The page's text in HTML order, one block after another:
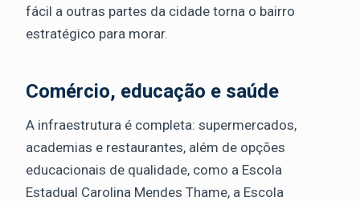
fácil a outras partes da cidade torna o bairro
estratégico para morar.
Comércio, educação e saúde
A infraestrutura é completa: supermercados,
academias e restaurantes, além de opções
educacionais de qualidade, como a Escola
Estadual Carolina Mendes Thame, a Escola